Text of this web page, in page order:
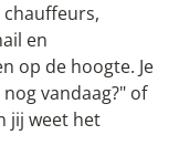
en
op de hoogte. Je
vandaag?" of
jij weet het